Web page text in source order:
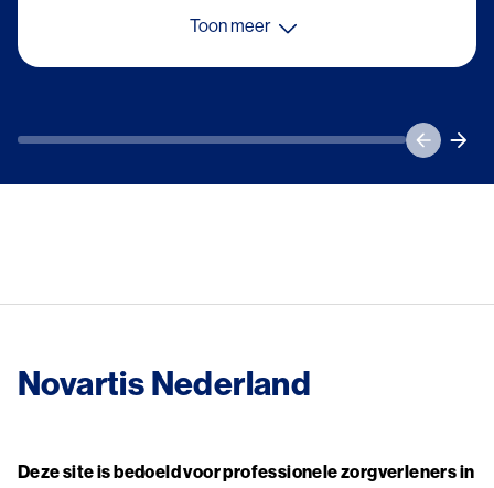
Toon meer
Novartis Nederland
Deze site is bedoeld voor professionele zorgverleners in